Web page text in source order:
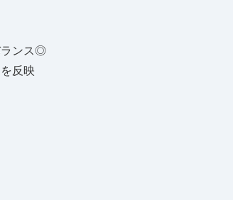
ランス◎
反映